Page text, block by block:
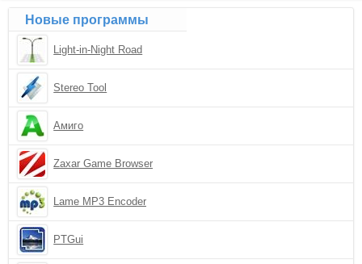
Новые программы
Light-in-Night Road
Stereo Tool
Амиго
Zaxar Game Browser
Lame MP3 Encoder
PTGui